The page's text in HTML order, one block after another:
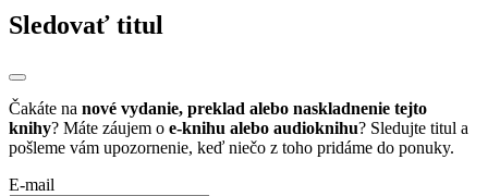
Sledovať titul
Čakáte na nové vydanie, preklad alebo naskladnenie tejto
knihy? Máte záujem o e-knihu alebo audioknihu? Sledujte titul a
pošleme vám upozornenie, keď niečo z toho pridáme do ponuky.
E-mail